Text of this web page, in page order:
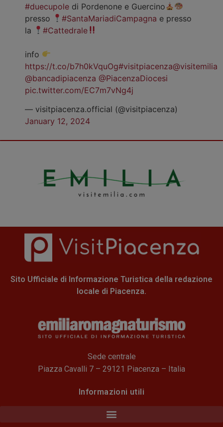
#duecupole di Pordenone e Guercino
presso
#SantaMariadiCampagna e presso
la
#Cattedrale
info
https://t.co/b7h0kVquOg#visitpiacenza@visitemilia
@bancadipiacenza @PiacenzaDiocesi
pic.twitter.com/EC7m7vNg4j
— visitpiacenza.official (@visitpiacenza)
January 12, 2024
Sito Ufficiale di Informazione Turistica della redazione
locale di Piacenza.
Sede centrale
Piazza Cavalli 7 – 29121 Piacenza – Italia
Informazioni utili